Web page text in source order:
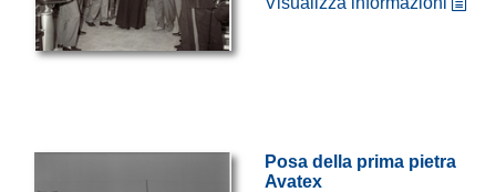
Posa della prima pietra
Avatex